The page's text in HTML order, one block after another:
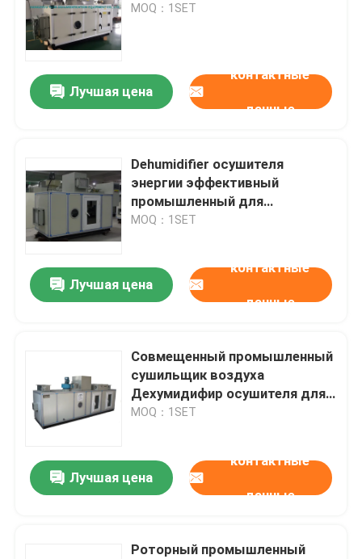
MOQ：1SET
Лучшая цена
контактные
данные
Dehumidifier осушителя
энергии эффективный
промышленный для
управления влажности
MOQ：1SET
Лучшая цена
контактные
данные
Совмещенный промышленный
сушильщик воздуха
Дехумидифир осушителя для
индустрии биотехнологии
MOQ：1SET
Лучшая цена
контактные
данные
Роторный промышленный